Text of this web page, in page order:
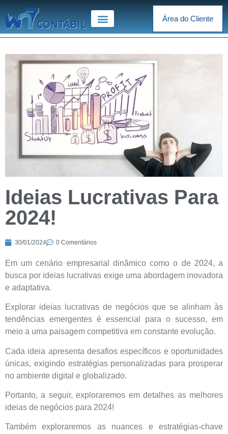
Área do Cliente
Ideias Lucrativas Para
2024!
30/01/2024 0 Comentários
Em um cenário empresarial dinâmico como o de 2024, a
busca por ideias lucrativas exige uma abordagem inovadora
e adaptativa.
Explorar ideias lucrativas de negócios que se alinham às
tendências emergentes é essencial para o sucesso, em
meio a uma paisagem competitiva em constante evolução.
Cada ideia apresenta desafios específicos e oportunidades
únicas, exigindo estratégias personalizadas para prosperar
no ambiente digital e globalizado.
Portanto, a seguir, exploraremos em detalhes as melhores
ideias de negócios para 2024!
Também exploraremos as nuances e estratégias-chave